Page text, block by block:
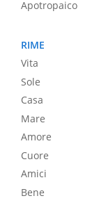
Apotropaico
RIME
Vita
Sole
Casa
Mare
Amore
Cuore
Amici
Bene